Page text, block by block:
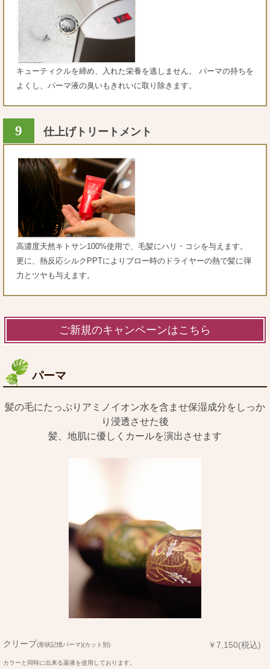
キューティクルを締め、入れた栄養を逃しません。 パーマの持ちを
よくし、パーマ液の臭いもきれいに取り除きます。
9 仕上げトリートメント
高濃度天然キトサン100%使用で、毛髪にハリ・コシを与えます。
更に、熱反応シルクPPTによりブロー時のドライヤーの熱で髪に弾
力とツヤも与えます。
ご新規のキャンペーンはこちら
パーマ
髪の毛にたっぷりアミノイオン水を含ませ保湿成分をしっか
り浸透させた後
髪、地肌に優しくカールを演出させます
クリープ(形状記憶パーマ)(カット別)
カラーと同時に出来る薬液を使用しております。
￥7,150(税込)